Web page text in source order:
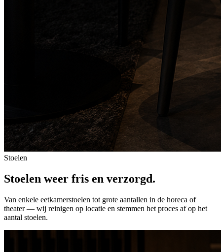
Stoelen
Stoelen weer fris en verzorgd.
Van enkele eetkamerstoelen tot grote aantallen in de horeca of
theater — wij reinigen op locatie en stemmen het proces af op het
aantal stoelen.